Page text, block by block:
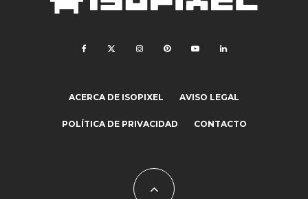
ACERCA DE ISOPIXEL AVISO LEGAL
POLÍTICA DE PRIVACIDAD CONTACTO